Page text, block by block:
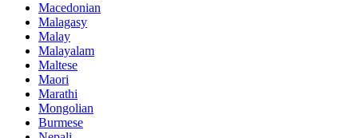
Macedonian
Malagasy
Malay
Malayalam
Maltese
Maori
Marathi
Mongolian
Burmese